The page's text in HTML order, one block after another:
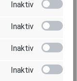
RUNDE
ZOLL), IM
Inaktiv
Inaktiv
Inaktiv
Inaktiv